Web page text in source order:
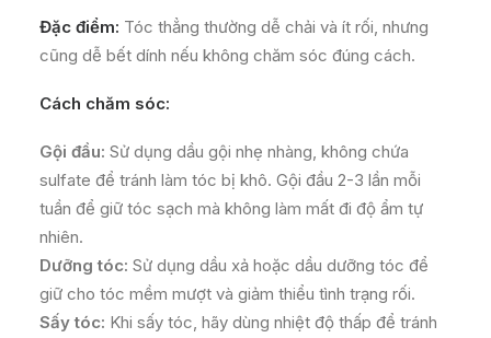
Đặc điểm: Tóc thẳng thường dễ chải và ít rối, nhưng
cũng dễ bết dính nếu không chăm sóc đúng cách.
Cách chăm sóc:
Gội đầu: Sử dụng dầu gội nhẹ nhàng, không chứa
sulfate để tránh làm tóc bị khô. Gội đầu 2-3 lần mỗi
tuần để giữ tóc sạch mà không làm mất đi độ ẩm tự
nhiên.
Dưỡng tóc: Sử dụng dầu xả hoặc dầu dưỡng tóc để
giữ cho tóc mềm mượt và giảm thiểu tình trạng rối.
Sấy tóc: Khi sấy tóc, hãy dùng nhiệt độ thấp để tránh